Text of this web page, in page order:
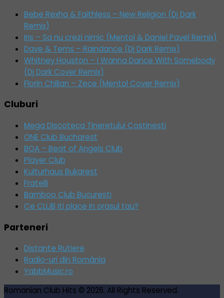
Bebe Rexha & Faithless – New Religion (Dj Dark
Remix)
Iris – Sa nu crezi nimic (Mentol & Daniel Pavel Remix)
Dave & Tems – Raindance (Dj Dark Remix)
Whitney Houston – I Wanna Dance With Somebody
(Dj Dark Cover Remix)
Florin Chilian – Zece (Mentol Cover Remix)
Cluburi
Mega Discoteca Tineretului Costinesti
ONE Club Bucharest
BOA – Beat of Angels Club
Player Club
Kulturhaus Bukarest
Fratelli
Bamboo Club Bucuresti
Ce CLUB iti place in orasul tau?
Parteneri
Distante Rutiere
Radio-uri din România
YabbMusic.ro
Romanian Club Hits © 2026. All Rights Reserved.